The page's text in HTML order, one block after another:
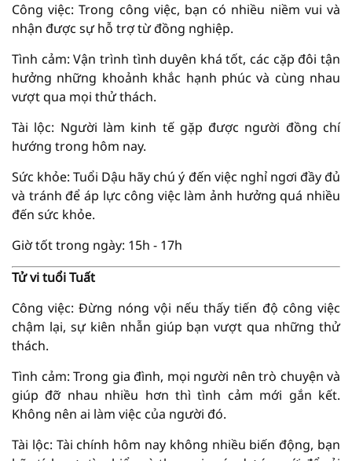
Công việc: Trong công việc, bạn có nhiều niềm vui và
nhận được sự hỗ trợ từ đồng nghiệp.
Tình cảm: Vận trình tình duyên khá tốt, các cặp đôi tận
hưởng những khoảnh khắc hạnh phúc và cùng nhau
vượt qua mọi thử thách.
Tài lộc: Người làm kinh tế gặp được người đồng chí
hướng trong hôm nay.
Sức khỏe: Tuổi Dậu hãy chú ý đến việc nghỉ ngơi đầy đủ
và tránh để áp lực công việc làm ảnh hưởng quá nhiều
đến sức khỏe.
Giờ tốt trong ngày: 15h - 17h
Tử vi tuổi Tuất
Công việc: Đừng nóng vội nếu thấy tiến độ công việc
chậm lại, sự kiên nhẫn giúp bạn vượt qua những thử
thách.
Tình cảm: Trong gia đình, mọi người nên trò chuyện và
giúp đỡ nhau nhiều hơn thì tình cảm mới gắn kết.
Không nên ai làm việc của người đó.
Tài lộc: Tài chính hôm nay không nhiều biến động, bạn